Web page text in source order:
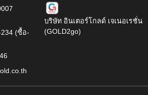
(ซื้อ-
บริษัท อินเตอร์โกลด์ เจเนอเรชั่น
(GOLD2go)